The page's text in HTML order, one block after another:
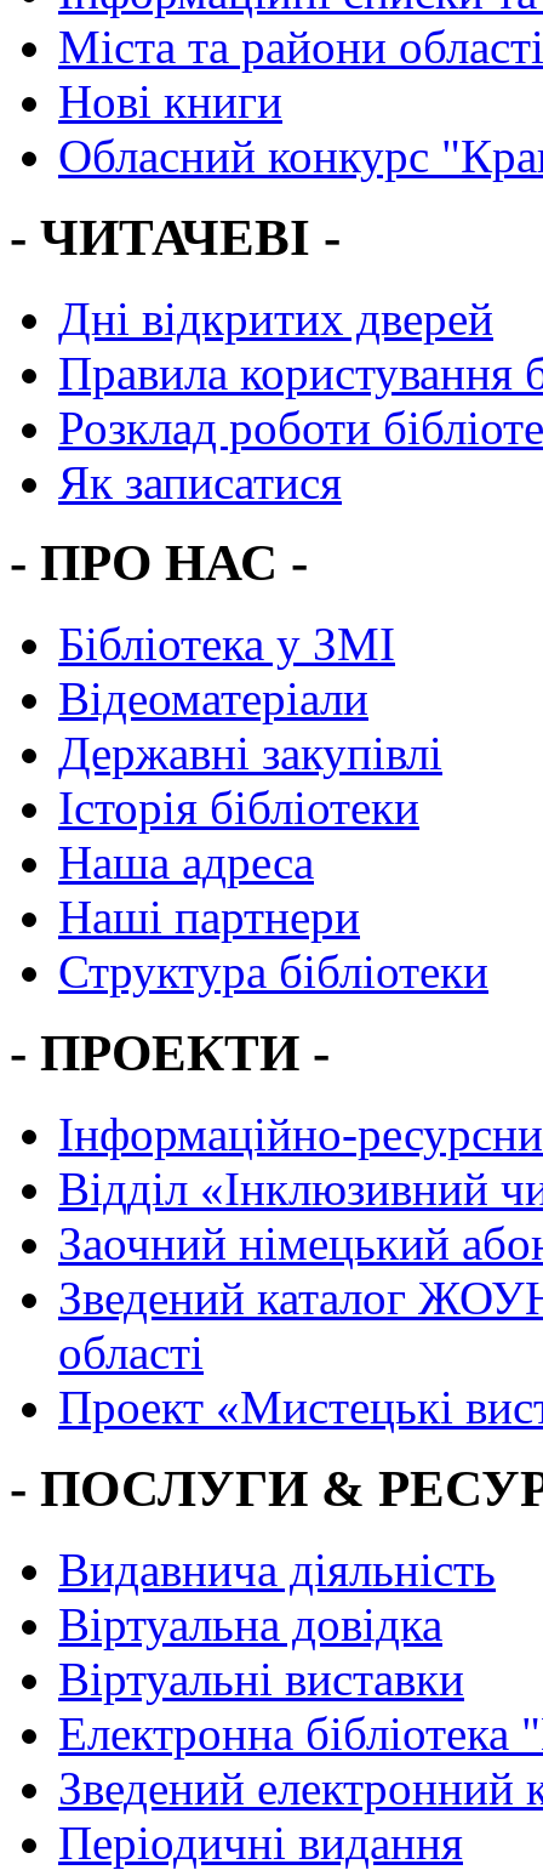
Міста та райони області
Нові книги
Обласний конкурс
- ЧИТАЧЕВІ -
Дні відкритих дверей
Правила користування
Розклад роботи
Як записатися
- ПРО НАС -
Бібліотека у ЗМІ
Відеоматеріали
Державні закупівлі
Історія бібліотеки
Наша адреса
Наші партнери
Структура бібліотеки
- ПРОЕКТИ -
Інформаційно-
Вiддiл «Інклюзивний
Заочний німецький
Зведений каталог
області
Проект «Мистецькі
- ПОСЛУГИ &
Видавнича діяльність
Віртуальна довідка
Віртуальні виставки
Електронна
Зведений електронний
Періодичні видання